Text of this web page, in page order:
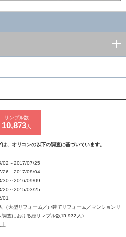
サンプル数
10,873 人
、オリコンの以下の調査に基づいています。
02～2017/07/25
26～2017/08/04
30～2016/09/09
20～2015/03/25
01
（大型リフォーム／戸建てリフォーム／マンションリ
調査における総サンプル数15,932人）